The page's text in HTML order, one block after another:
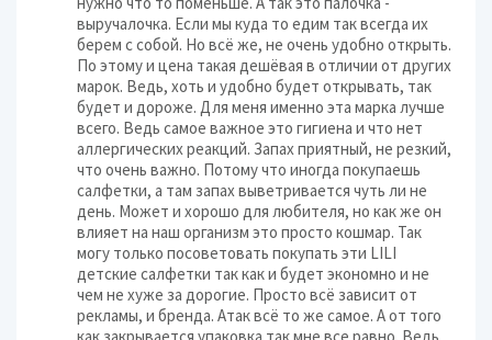
выручалочка. Если мы куда то едим так всегда их
берем с собой. Но всё же, не очень удобно открыть.
По этому и цена такая дешёвая в отличии от других
марок. Ведь, хоть и удобно будет открывать, так
будет и дороже. Для меня именно эта марка лучше
всего. Ведь самое важное это гигиена и что нет
аллергических реакций. Запах приятный, не резкий,
что очень важно. Потому что иногда покупаешь
салфетки, а там запах выветривается чуть ли не
день. Может и хорошо для любителя, но как же он
влияет на наш организм это просто кошмар. Так
могу только посоветовать покупать эти LILI
детские салфетки так как и будет экономно и не
чем не хуже за дорогие. Просто всё зависит от
рекламы, и бренда. Атак всё то же самое. А от того